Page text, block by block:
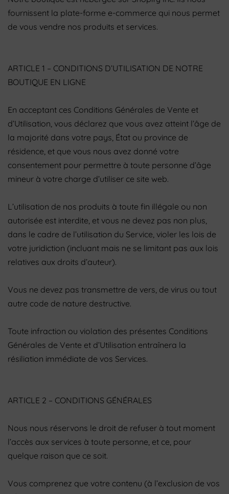
fournissent la plate-forme e-commerce qui nous permet
de vous vendre nos produits et services.
ARTICLE 1 – CONDITIONS D’UTILISATION DE NOTRE
BOUTIQUE EN LIGNE
En acceptant ces Conditions Générales de Vente et
d’Utilisation, vous déclarez que vous avez atteint l’âge de
la majorité dans votre pays, État ou province de
résidence, et que vous nous avez donné votre
consentement pour permettre à toute personne d’âge
mineur à votre charge d’utiliser ce site web.
L’utilisation de nos produits à toute fin illégale ou non
autorisée est interdite, et vous ne devez pas non plus,
dans le cadre de l’utilisation du Service, violer les lois de
votre juridiction (incluant mais ne se limitant pas aux lois
relatives aux droits d’auteur).
Vous ne devez pas transmettre de vers, de virus ou tout
autre code de nature destructive.
Toute infraction ou violation des présentes Conditions
Générales de Vente et d’Utilisation entraînera la
résiliation immédiate de vos Services.
ARTICLE 2 – CONDITIONS GÉNÉRALES
Nous nous réservons le droit de refuser à tout moment
l’accès aux services à toute personne, et ce, pour
quelque raison que ce soit.
Vous comprenez que votre contenu (à l’exclusion de vos